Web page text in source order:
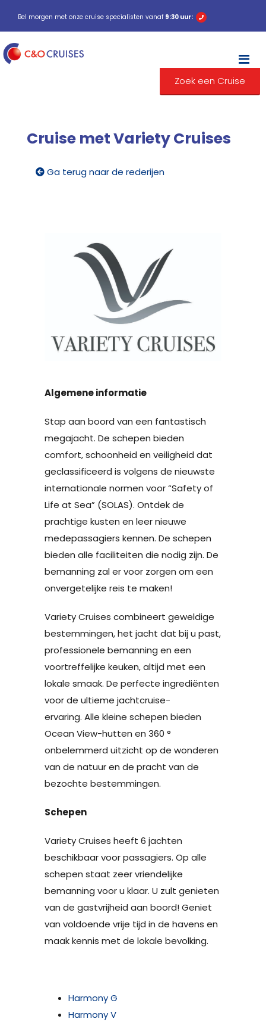
Bel morgen met onze cruise specialisten vanaf 9:30 uur:
Zoek een Cruise
Cruise met Variety Cruises
Ga terug naar de rederijen
Algemene informatie
Stap aan boord van een fantastisch
megajacht. De schepen bieden
comfort, schoonheid en veiligheid dat
geclassificeerd is volgens de nieuwste
internationale normen voor “Safety of
Life at Sea” (SOLAS). Ontdek de
prachtige kusten en leer nieuwe
medepassagiers kennen. De schepen
bieden alle faciliteiten die nodig zijn. De
bemanning zal er voor zorgen om een
onvergetelijke reis te maken!
Variety Cruises combineert geweldige
bestemmingen, het jacht dat bij u past,
professionele bemanning en een
voortreffelijke keuken, altijd met een
lokale smaak. De perfecte ingrediënten
voor de ultieme jachtcruise-
ervaring. Alle kleine schepen bieden
Ocean View-hutten en 360 °
onbelemmerd uitzicht op de wonderen
van de natuur en de pracht van de
bezochte bestemmingen.
Schepen
Variety Cruises heeft 6 jachten
beschikbaar voor passagiers. Op alle
schepen staat zeer vriendelijke
bemanning voor u klaar. U zult genieten
van de gastvrijheid aan boord! Geniet
van voldoende vrije tijd in de havens en
maak kennis met de lokale bevolking.
Harmony G
Harmony V